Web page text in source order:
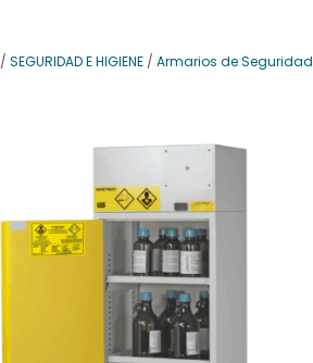
/SEGURIDAD E HIGIENE /Armarios de Seguridad